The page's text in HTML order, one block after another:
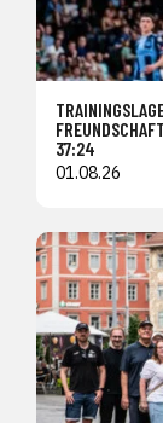
37:24
01.08.26